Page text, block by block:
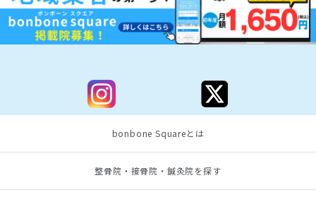
bonbone Squareとは
整骨院・接骨院・鍼灸院を探す